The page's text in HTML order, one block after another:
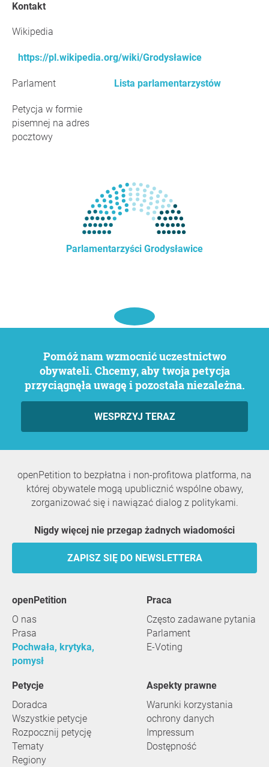
Kontakt
Wikipedia
https://pl.wikipedia.org/wiki/Grodysławice
Parlament Lista parlamentarzystów
Petycja w formie
pisemnej na adres
pocztowy
Parlamentarzyści Grodysławice
Pomóż nam wzmocnić uczestnictwo
obywateli. Chcemy, aby twoja petycja
przyciągnęła uwagę i pozostała niezależna.
WESPRZYJ TERAZ
openPetition to bezpłatna i non-profitowa platforma, na
której obywatele mogą upublicznić wspólne obawy,
zorganizować się i nawiązać dialog z politykami.
Nigdy więcej nie przegap żadnych wiadomości
ZAPISZ SIĘ DO NEWSLETTERA
openPetition
O nas
Prasa
Pochwała, krytyka,
pomysł
praca
Często zadawane pytania
Parlament
E-Voting
Petycje
Doradca
Wszystkie petycje
Rozpocznij petycję
Tematy
Regiony
Aspekty prawne
Warunki korzystania
ochrony danych
Impressum
Dostępność